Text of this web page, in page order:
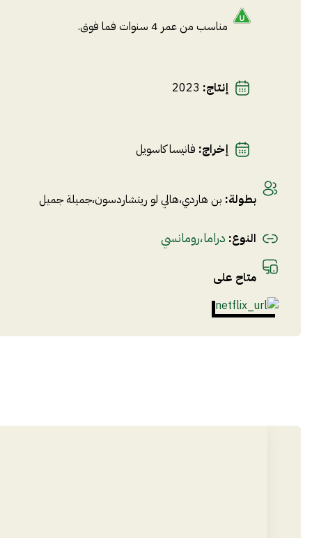
مناسب من عمر 4 سنوات فما فوق.
إنتاج:
2023
إخراج: فانيسا كاسويل
بطولة: بن هاردي،هالي لو ريتشاردسون،جميلة جميل
النوع: دراما،رومانسي
متاح على